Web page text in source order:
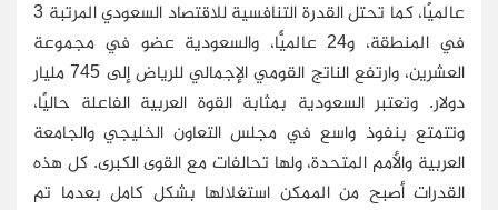
عالميًا، كما تحتل القدرة التنافسية للاقتصاد السعودي المرتبة 3
في المنطقة، و24 عالميًّا، والسعودية عضو في مجموعة
العشرين، وارتفع الناتج القومي الإجمالي للرياض إلى 745 مليار
دولار. وتعتبر السعودية بمثابة القوة العربية الفاعلة حاليًا،
وتتمتع بنفوذ واسع في مجلس التعاون الخليجي والجامعة
العربية والأمم المتحدة، ولها تحالفات مع القوى الكبرى. كل هذه
القدرات أصبح من الممكن استغلالها بشكل كامل بعدما تم